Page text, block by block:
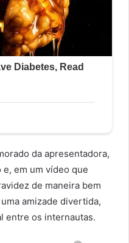
da apresentadora,
em um vídeo que
de maneira bem
amizade divertida,
entre os internautas.